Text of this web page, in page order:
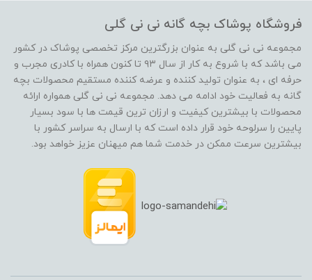
فروشگاه پوشاک بچه گانه نی نی گلی
مجموعه نی نی گلی به عنوان بزرگترین مرکز تخصصی پوشاک در کشور
می باشد که با شروع به کار از سال ۹۳ تا کنون همراه با کادری مجرب و
حرفه ای ، به عنوان تولید کننده و عرضه کننده مستقیم محصولات بچه
گانه به فعالیت خود ادامه می دهد. مجموعه نی نی گلی همواره ارائه
محصولات با بیشترین کیفیت و ارزان ترین قیمت ها با سود بسیار
پایین را سرلوحه خود قرار داده است که با ارسال به سراسر کشور با
بیشترین سرعت ممکن در خدمت شما هم میهنان عزیز خواهد بود.